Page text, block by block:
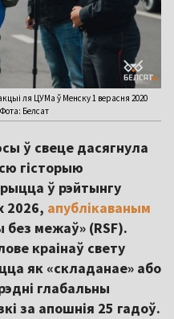
ля ЦУМа ў Менску 1 верасня 2020
Белсат
ў свеце дасягнула
гісторыю
ў рэйтынгу
2026, апублікаваным
без межаў» (RSF).
краінаў свету
як «складанае» або
глабальны
за апошнія 25 гадоў.